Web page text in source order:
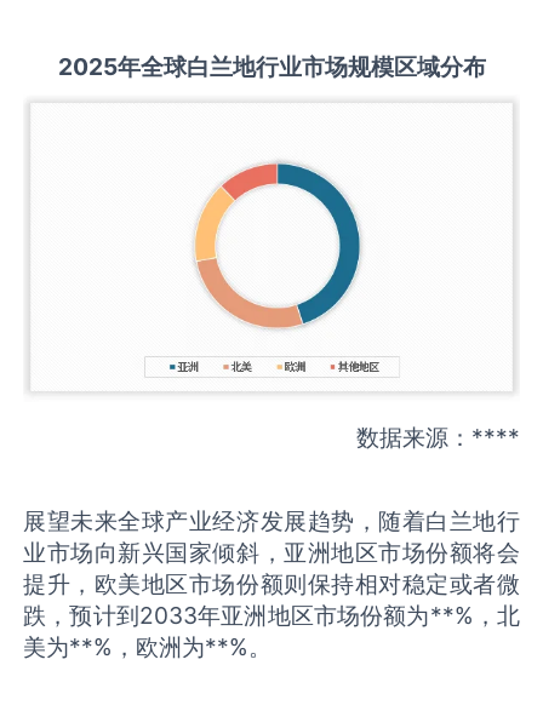
2025年全球白兰地行业市场规模区域分布
数据来源：****
展望未来全球产业经济发展趋势，随着白兰地行
业市场向新兴国家倾斜，亚洲地区市场份额将会
提升，欧美地区市场份额则保持相对稳定或者微
跌，预计到2033年亚洲地区市场份额为**%，北
美为**%，欧洲为**%。